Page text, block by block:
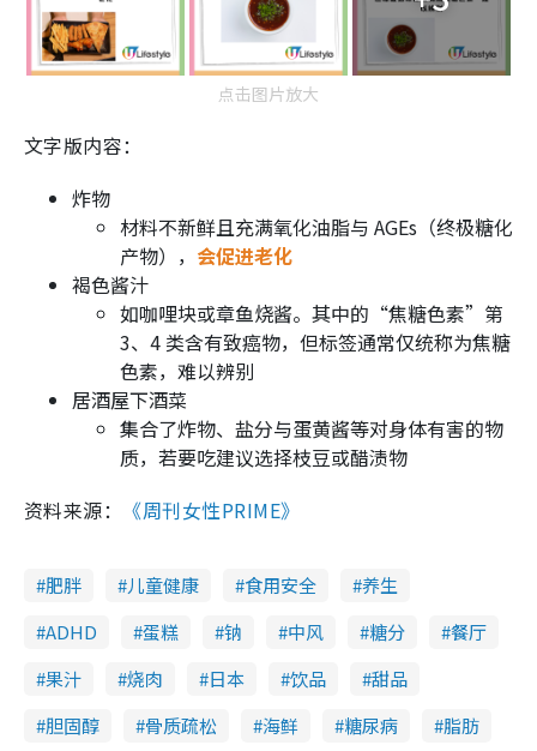
点击图片放大
文字版内容：
炸物
材料不新鲜且充满氧化油脂与 AGEs（终极糖化
产物）， 会促进老化
褐色酱汁
如咖哩块或章鱼烧酱。其中的“焦糖色素”第
3、4 类含有致癌物，但标签通常仅统称为焦糖
色素，难以辨别
居酒屋下酒菜
集合了炸物、盐分与蛋黄酱等对身体有害的物
质，若要吃建议选择枝豆或醋渍物
资料来源：
《周刊女性PRIME》
肥胖 儿童健康 食用安全
养生
ADHD
蛋糕 钠 中风 糖分
餐厅
果汁
烧肉 日本 饮品
甜品
胆固醇
骨质疏松 海鲜 糖尿病
脂肪